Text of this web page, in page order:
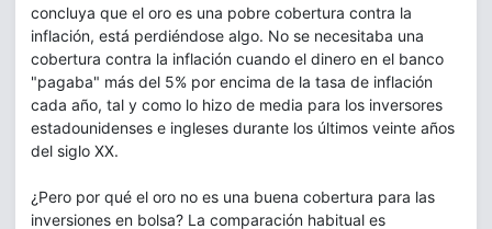
concluya que el oro es una pobre cobertura contra la
inflación, está perdiéndose algo. No se necesitaba una
cobertura contra la inflación cuando el dinero en el banco
"pagaba" más del 5% por encima de la tasa de inflación
cada año, tal y como lo hizo de media para los inversores
estadounidenses e ingleses durante los últimos veinte años
del siglo XX.
¿Pero por qué el oro no es una buena cobertura para las
inversiones en bolsa? La comparación habitual es